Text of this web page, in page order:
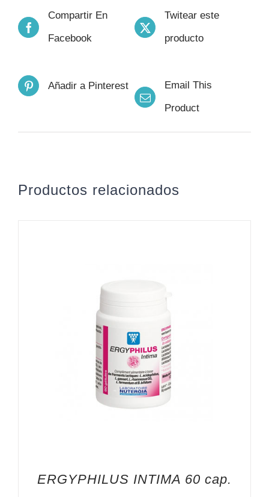
Compartir En
Facebook
Twitear este
producto
Añadir a Pinterest
Email This
Product
Productos relacionados
ERGYPHILUS INTIMA 60 cap.